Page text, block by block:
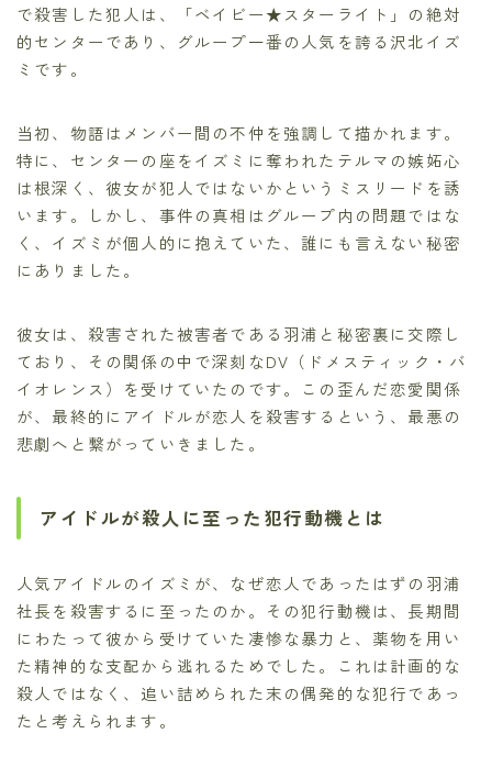
で殺害した犯人は、「ベイビー★スターライト」の絶対
的センターであり、グループ一番の人気を誇る沢北イズ
ミです。
当初、物語はメンバー間の不仲を強調して描かれます。
特に、センターの座をイズミに奪われたテルマの嫉妬心
は根深く、彼女が犯人ではないかというミスリードを誘
います。しかし、事件の真相はグループ内の問題ではな
く、イズミが個人的に抱えていた、誰にも言えない秘密
にありました。
彼女は、殺害された被害者である羽浦と秘密裏に交際し
ており、その関係の中で深刻なDV（ドメスティック・バ
イオレンス）を受けていたのです。この歪んだ恋愛関係
が、最終的にアイドルが恋人を殺害するという、最悪の
悲劇へと繋がっていきました。
アイドルが殺人に至った犯行動機とは
人気アイドルのイズミが、なぜ恋人であったはずの羽浦
社長を殺害するに至ったのか。その犯行動機は、長期間
にわたって彼から受けていた凄惨な暴力と、薬物を用い
た精神的な支配から逃れるためでした。これは計画的な
殺人ではなく、追い詰められた末の偶発的な犯行であっ
たと考えられます。